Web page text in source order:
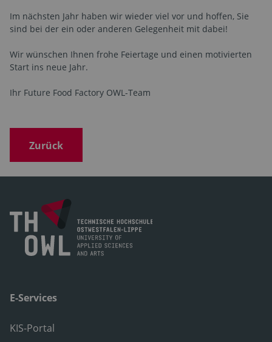
Im nächsten Jahr haben wir wieder viel vor und hoffen, Sie
sind bei der ein oder anderen Gelegenheit mit dabei!
Wir wünschen Ihnen frohe Feiertage und einen motivierten
Start ins neue Jahr.
Ihr Future Food Factory OWL-Team
Zurück
E-Services
KIS-Portal